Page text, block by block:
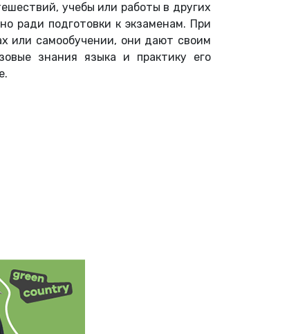
учебы или работы в других
ради подготовки к экзаменам. При
или самообучении, они дают своим
знания языка и практику его